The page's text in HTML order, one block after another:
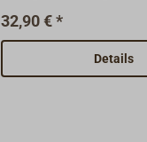
UP1-J und UP1-JR
22 x 40,5 mm.Achse: 8
32,90 € *
Details